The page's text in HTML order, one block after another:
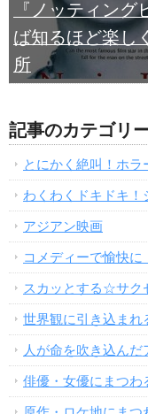
『ノッティン
ば知るほど楽し
所
記事のカテゴリ
とにかく絶叫！ホラ
わくわくドキドキ！
アジアン映画
コメディーで愉快に
スカッとする☆サク
世界観に引き込まれ
人が命を吹き込ん
俳優・女優にまつわ